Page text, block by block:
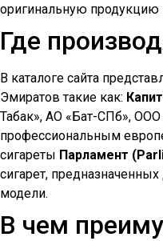
оригинальную продукцию
Где
В каталоге сайта
Эмиратов такие как:
Табак», АО «Бат-СПб»,
профессиональным
сигареты Парламент
сигарет,
модели.
В чем